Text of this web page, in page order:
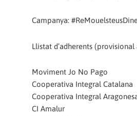
Campanya:
Llistat d’adherents (provisional
Moviment Jo No Pago
Cooperativa Integral Catalana
Cooperativa Integral
CI Amalur